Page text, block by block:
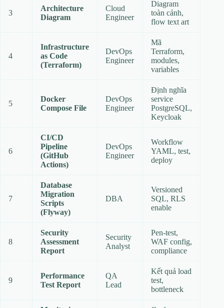
3
Architecture
Diagram
Cloud
Engineer
Diagram
toàn cảnh,
flow text art
4
Infrastructure
as Code
(Terraform)
DevOps
Engineer
Mã
Terraform,
modules,
variables
5
Docker
Compose File
DevOps
Engineer
Định nghĩa
service
PostgreSQL,
Keycloak
6
CI/CD
Pipeline
(GitHub
Actions)
DevOps
Engineer
Workflow
YAML, test,
deploy
7
Database
Migration
Scripts
(Flyway)
DBA
Versioned
SQL, RLS
enable
8
Security
Assessment
Report
Security
Analyst
Pen‑test,
WAF config,
compliance
9
Performance
Test Report
QA
Lead
Kết quả load
test,
bottleneck